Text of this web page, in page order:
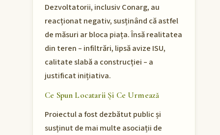
Dezvoltatorii, inclusiv Conarg, au
reacționat negativ, susținând că astfel
de măsuri ar bloca piața. Însă realitatea
din teren – infiltrări, lipsă avize ISU,
calitate slabă a construcției – a
justificat inițiativa.
Ce Spun Locatarii Și Ce Urmează
Proiectul a fost dezbătut public și
susținut de mai multe asociații de